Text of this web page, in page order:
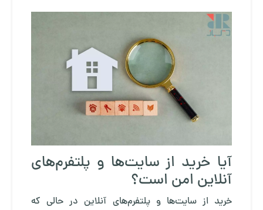
آیا خرید از سایت‌ها و پلتفرم‌های
آنلاین امن است؟
خرید از سایت‌ها و پلتفرم‌های آنلاین در حالی که